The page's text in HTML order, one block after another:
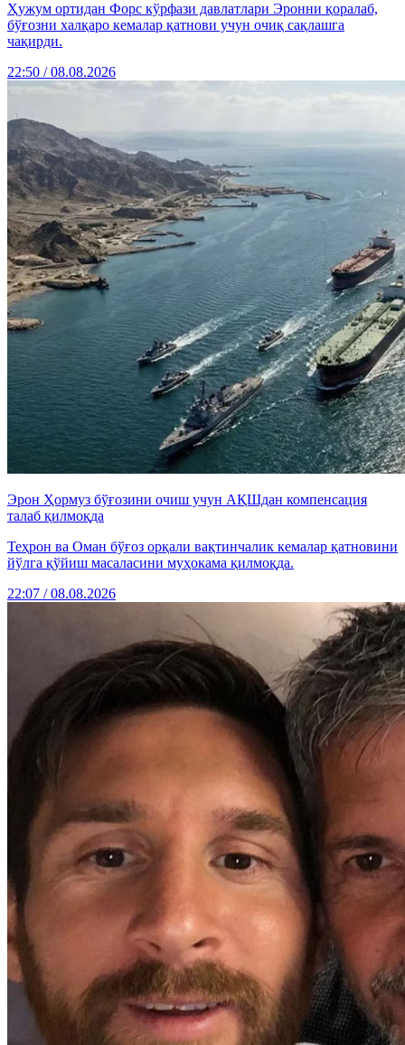
Ҳужум ортидан Форс кўрфази давлатлари Эронни қоралаб,
бўғозни халқаро кемалар қатнови учун очиқ сақлашга
чақирди.
22:50 / 08.08.2026
Эрон Ҳормуз бўғозини очиш учун АҚШдан компенсация
талаб қилмоқда
Теҳрон ва Оман бўғоз орқали вақтинчалик кемалар қатновини
йўлга қўйиш масаласини муҳокама қилмоқда.
22:07 / 08.08.2026